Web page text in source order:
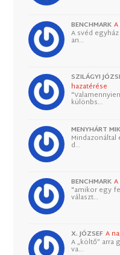
BENCHMARK
A svéd
an…
SZILÁGYI
hazatérése
különbs…
MENYHÁRT
d…
BENCHMARK
"amikor egy
választ…
X. JÓZSEF A
A „költő”
va…